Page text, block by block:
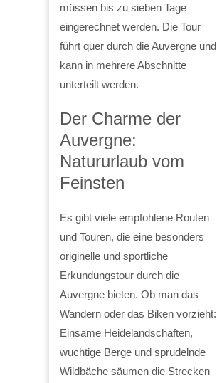
müssen bis zu sieben Tage
eingerechnet werden. Die Tour
führt quer durch die Auvergne und
kann in mehrere Abschnitte
unterteilt werden.
Der Charme der
Auvergne:
Natururlaub vom
Feinsten
Es gibt viele empfohlene Routen
und Touren, die eine besonders
originelle und sportliche
Erkundungstour durch die
Auvergne bieten. Ob man das
Wandern oder das Biken vorzieht:
Einsame Heidelandschaften,
wuchtige Berge und sprudelnde
Wildbäche säumen die Strecken